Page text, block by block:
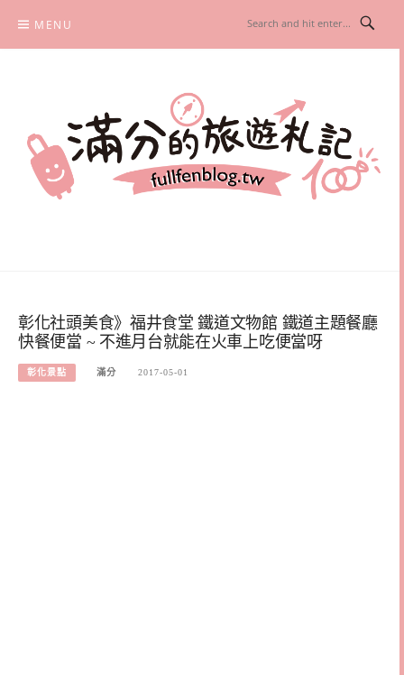
content
MENU
彰化社頭美食》福井食堂 鐵道文物館 鐵道主題餐廳
快餐便當 ~ 不進月台就能在火車上吃便當呀
彰化景點 滿分 2017-05-01